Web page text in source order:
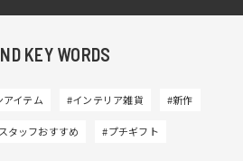
KEY WORDS
アイテム #インテリア雑貨 #新作
タッフおすすめ #プチギフト